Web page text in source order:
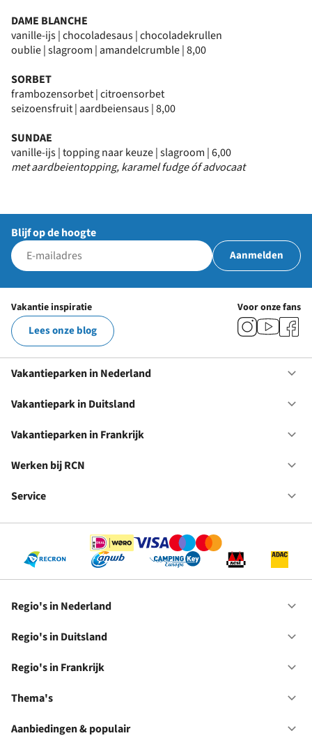
DAME BLANCHE
vanille-ijs | chocoladesaus | chocoladekrullen
oublie | slagroom | amandelcrumble | 8,00
SORBET
frambozensorbet | citroensorbet
seizoensfruit | aardbeiensaus | 8,00
SUNDAE
vanille-ijs | topping naar keuze | slagroom | 6,00
met aardbeientopping, karamel fudge óf advocaat
Blijf op de hoogte
Aanmelden
Vakantie inspiratie
Lees onze blog
Voor onze fans
Vakantieparken in Nederland
Vakantiepark in Duitsland
Vakantieparken in Frankrijk
Werken bij RCN
Service
Regio's in Nederland
Regio's in Duitsland
Regio's in Frankrijk
Thema's
Aanbiedingen & populair